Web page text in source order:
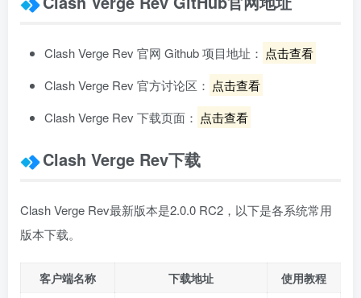
Clash Verge Rev 官网 Github 项目地址： 点击查看
Clash Verge Rev 官方讨论区： 点击查看
Clash Verge Rev 下载页面： 点击查看
Clash Verge Rev下载
Clash Verge Rev最新版本是2.0.0 RC2，以下是各系统常用
版本下载。
客户端名称 下载地址
使用教程